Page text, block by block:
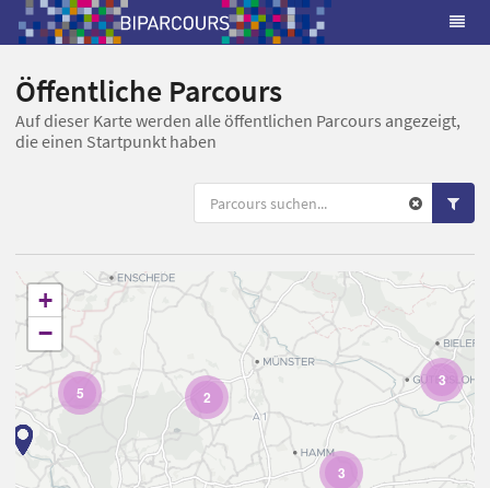
Öffentliche Parcours
Auf dieser Karte werden alle öffentlichen Parcours angezeigt,
die einen Startpunkt haben
2
5
3
3
+
−